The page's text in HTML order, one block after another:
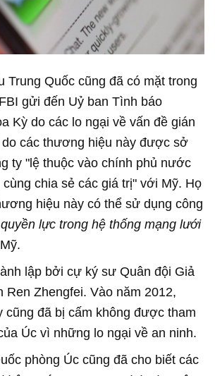
Trung Quốc cũng đã có mặt trong
gửi đến Uỷ ban Tình báo
Kỳ do các lo ngại về vấn đề gián
do các thương hiệu này được sở
ty "lệ thuộc vào chính phủ nước
chia sẻ các giá trị" với Mỹ. Họ
hiệu này có thể sử dụng công
lực trong hệ thống mạng lưới
lập bởi cự ký sư Quân đội Giả
Ren Zhengfei. Vào năm 2012,
cũng đã bị cấm không được tham
Úc vì những lo ngại về an ninh.
phòng Úc cũng đã cho biết các